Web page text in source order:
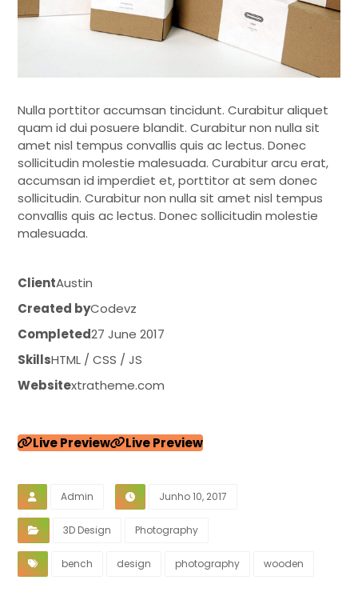
Nulla porttitor accumsan tincidunt. Curabitur aliquet
quam id dui posuere blandit. Curabitur non nulla sit
amet nisl tempus convallis quis ac lectus. Donec
sollicitudin molestie malesuada. Curabitur arcu erat,
accumsan id imperdiet et, porttitor at sem donec
sollicitudin. Curabitur non nulla sit amet nisl tempus
convallis quis ac lectus. Donec sollicitudin molestie
malesuada.
ClientAustin
Created byCodevz
Completed27 June 2017
SkillsHTML / CSS / JS
Websitextratheme.com
Live Preview Live Preview
Admin Junho 10, 2017
3D Design Photography
bench design photography wooden